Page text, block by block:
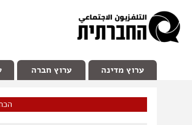
ערוץ מדינה ערוץ חברה